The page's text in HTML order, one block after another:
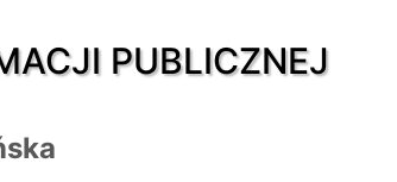
PUBLICZNEJ